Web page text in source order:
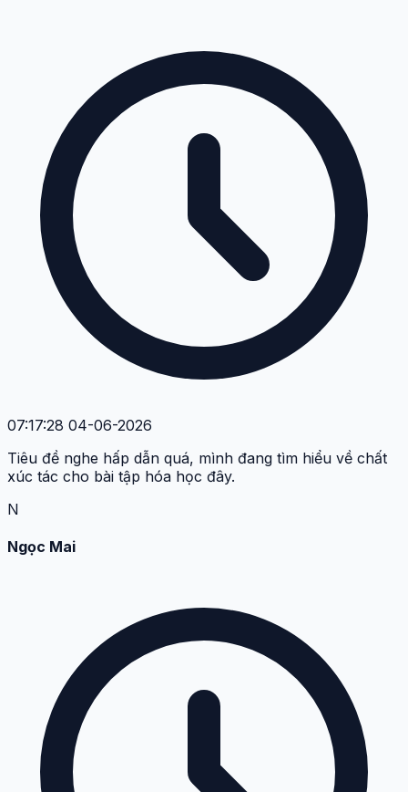
07:17:28 04-06-2026
Tiêu đề nghe hấp dẫn quá, mình đang tìm hiểu về chất
xúc tác cho bài tập hóa học đây.
N
Ngọc Mai